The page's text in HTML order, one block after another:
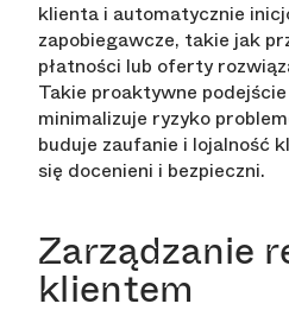
klienta i automatycznie
zapobiegawcze, takie jak
płatności lub oferty
Takie proaktywne
minimalizuje ryzyko
buduje zaufanie i lojalność
się docenieni i bezpieczni.
Zarządzanie
klientem